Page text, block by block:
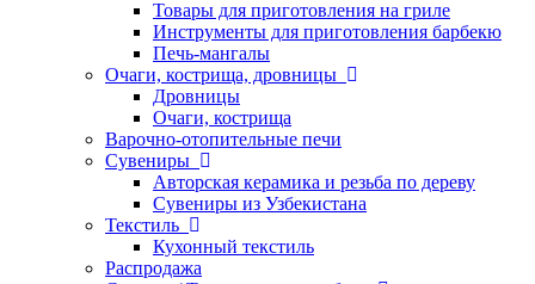
Товары для приготовления на гриле
Инструменты для приготовления барбекю
Печь-мангалы
Очаги, кострища, дровницы
Дровницы
Очаги, кострища
Варочно-отопительные печи
Сувениры
Авторская керамика и резьба по дереву
Сувениры из Узбекистана
Текстиль
Кухонный текстиль
Распродажа